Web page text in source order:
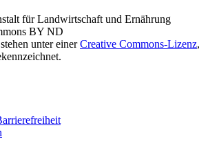
unter einerCreative Commons-Lizenz,